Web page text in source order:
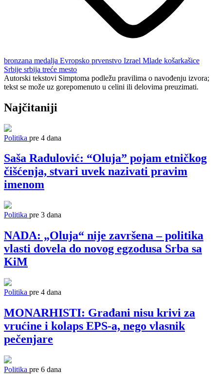
bronzana medalja Evropsko prvenstvo Izrael Mlade košarkašice
Srbije srbija treće mesto
Autorski tekstovi Simptoma podležu pravilima o navođenju izvora;
tekst se može uz gorepomenuto u celini ili delovima preuzimati.
Najčitaniji
Politika pre 4 dana
Saša Radulović: “Oluja” pojam etničkog
čišćenja, stvari uvek nazivati pravim
imenom
Politika pre 3 dana
NADA: „Oluja“ nije završena – politika
vlasti dovela do novog egzodusa Srba sa
KiM
Politika pre 4 dana
MONARHISTI: Građani nisu krivi za
vrućine i kolaps EPS-a, nego vlasnik
pečenjare
Politika pre 6 dana